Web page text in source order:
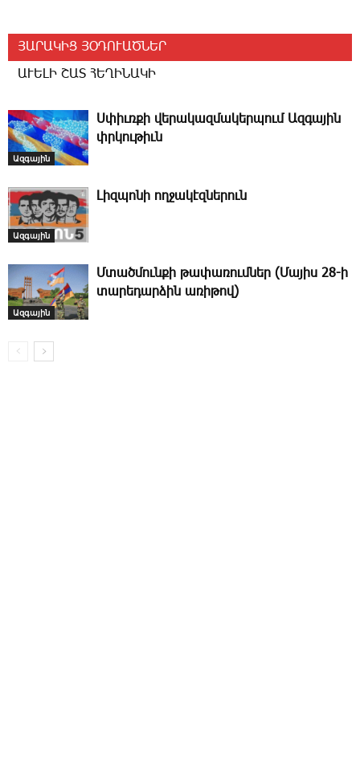
ՅԱՐԱԿԻՑ ՅՕԴՈՒԱԾՆԵՐ
ԱՒԵԼԻ ՇԱՏ ՀԵՂԻՆԱԿԻ
Ազգային
Ս­փիւռ­քի վե­րա­կազ­մա­կեր­պում Ազ­գա­յին
փրկու­թիւն
Ազգային
­Լիզ­պո­նի ող­ջա­կէզ­նե­րուն
Ազգային
Մտածմունքի թափառումներ (Մայիս 28-ի
տարեդարձին առիթով)